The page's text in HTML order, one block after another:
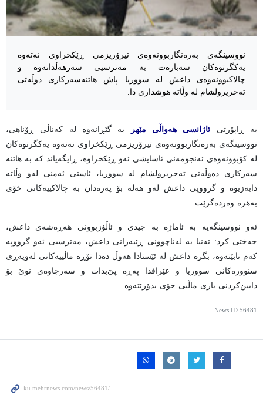
نووسینگەی بەرەنگاربوونەوەی تیرۆریزمی ڕێکخراوی نەتەوە
یەکگرتوەکان سەبارەت بە مەترسیی سەرهەڵدانەوە و
چالاکبوونەوەی داعش لە سووریا پاش هاتنەسەرکاری دوڵەتی
تەحریرولشام لە وڵاتە هوشداری دا.
بە ڕاپۆرتی ئاژانسی هەواڵی مێهر بە گێڕانەوە لە کەناڵی ڕۆناهی،
نووسینگەی بەرەنگاربوونەوەی تیرۆریزمی ڕێکخراوی نەتەوە یەکگرتوەکان
لە کۆبوونەوەی ئەنجومەنی ئاسایشی ئەو ڕێکخراوە، ڕایگەیاند کە بە هاتنە
سەرکاری دەوڵەتی تەحریرولشام لە سووریا، ئاستی ئەمنی لەو وڵاتە
دابەزیوە و گرووپی داعش لەو هەلە بۆ پەرەدان بە چالاکییەکانی خۆی
بەهرە وەردەگرێت.
ئەو نووسینگەیە بە ئاماژە بە جیدی و ئاڵۆزبوونی هەڕەشەی داعش،
جەختی کرد: تەنیا بە لەناچوونی ڕێبەرانی داعش، مەترسیی ئەو گرووپە
کەم نابێتەوە، بگرە داعش لە ئێستادا هەوڵ دەدا تۆڕە ماڵییەکانی لەوپەڕی
سنوورەکانی سووریا و عێراقدا پەڕە پێ‌بدات و سەرچاوەی نوێ بۆ
دابین‌کردنی باری ماڵیی خۆی بدۆزێتەوە.
News ID 56481